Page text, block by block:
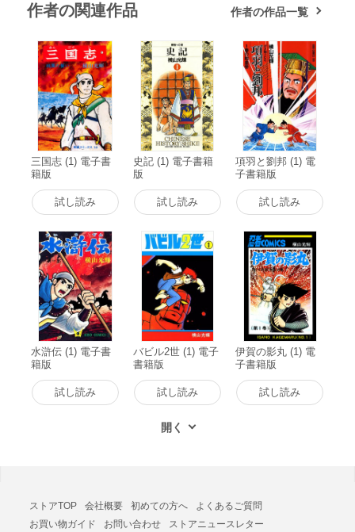
作者の関連作品 作者の作品一覧
三国志 (1) 電子書
籍版
試し読み
史記 (1) 電子書籍
版
試し読み
項羽と劉邦 (1) 電
子書籍版
試し読み
水滸伝 (1) 電子書
籍版
試し読み
バビル2世 (1) 電子
書籍版
試し読み
伊賀の影丸 (1) 電
子書籍版
試し読み
ストアTOP 会社概要 初めての方へ
よくあるご質問
お買い物ガイド
お問い合わせ ストアニュースレター